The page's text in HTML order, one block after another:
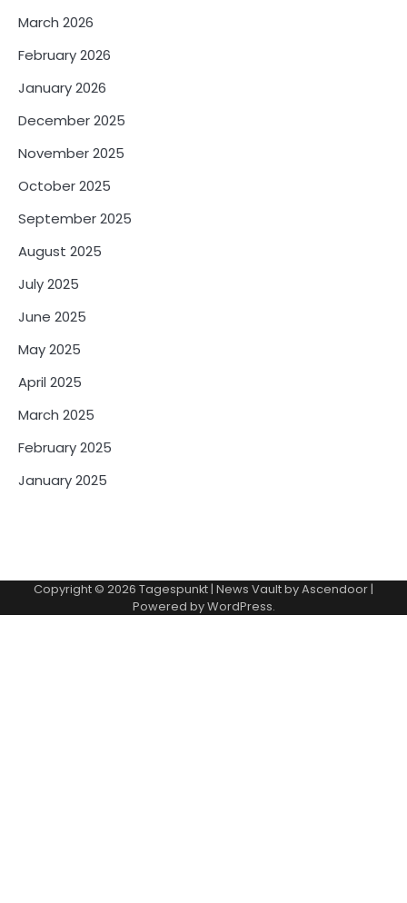
March 2026
February 2026
January 2026
December 2025
November 2025
October 2025
September 2025
August 2025
July 2025
June 2025
May 2025
April 2025
March 2025
February 2025
January 2025
Copyright © 2026 Tagespunkt| News Vault byAscendoor|
Powered byWordPress.